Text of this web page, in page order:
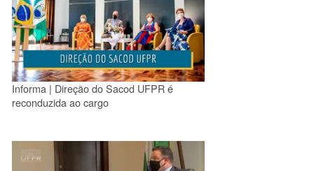
Informa | Direção do Sacod UFPR é
reconduzida ao cargo